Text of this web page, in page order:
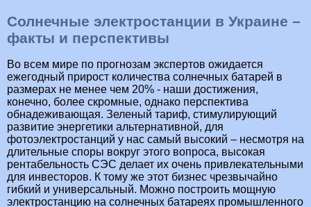
Солнечные электростанции в Украине –
факты и перспективы
Во всем мире по прогнозам экспертов ожидается
ежегодный прирост количества солнечных батарей в
размерах не менее чем 20% - наши достижения,
конечно, более скромные, однако перспектива
обнадеживающая. Зеленый тариф, стимулирующий
развитие энергетики альтернативной, для
фотоэлектростанций у нас самый высокий – несмотря на
длительные споры вокруг этого вопроса, высокая
рентабельность СЭС делает их очень привлекательными
для инвесторов. К тому же этот бизнес чрезвычайно
гибкий и универсальный. Можно построить мощную
электростанцию на солнечных батареях промышленного